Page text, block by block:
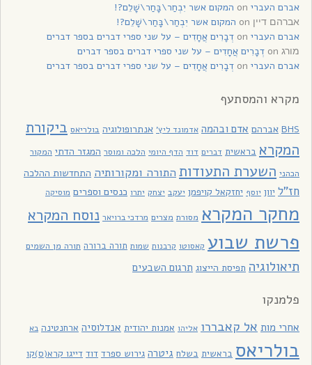
אברם העברי המקום אשר יִבְחַר\בָּחַר\שָׁלֵם?!
אברהם דיין
המקום אשר יִבְחַר\בָּחַר\שָׁלֵם?!
אברם העברי
דְבָרִים אֲחָדִים – על שני ספרי דברים בספר דברים
מורג
דְבָרִים אֲחָדִים – על שני ספרי דברים בספר דברים
אברם העברי
דְבָרִים אֲחָדִים – על שני ספרי דברים בספר דברים
מקרא והמסתעף
BHS אברהם אדם ובהמה אדמונד ליץ' אנתרופולוגיה בולריאס ביקורת
המקרא בראשית דברים דוד הדף היומי הלכה ומוסר המגזר הדתי המקור
הכהני השערת התעודות התורה ומקורותיה התחדשות ההלכה
חז"ל יוון יוסף יחזקאל קויפמן יעקב יצחק יתרו כנסים וספרים מוסיקה
מחקר המקרא מסורת מצרים מרדכי ברויאר נוסח המקרא
פרשת שבוע קאסוטו קרבנות שמות תורה ברורה תורה מן השמים
תיאולוגיה תפיסת הייצוג תרגום השבעים
פלמנקו
אחרי מות אל קאבררו אליהו אמנות יהודית אנדלוסיה ארחנטינה בא
בולריאס בראשית בשלח גיטרה גירוש ספרד דוד דייגו קרא(ס)קו